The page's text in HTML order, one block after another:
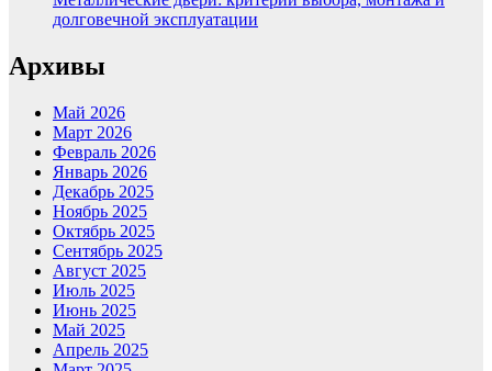
долговечной эксплуатации
Архивы
Май 2026
Март 2026
Февраль 2026
Январь 2026
Декабрь 2025
Ноябрь 2025
Октябрь 2025
Сентябрь 2025
Август 2025
Июль 2025
Июнь 2025
Май 2025
Апрель 2025